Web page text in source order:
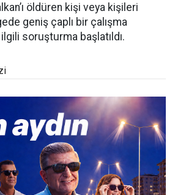
öldüren kişi veya kişileri
geniş çaplı bir çalışma
soruşturma başlatıldı.